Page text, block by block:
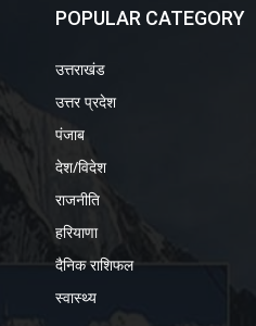
POPULAR CATEGORY
उत्तराखंड
उत्तर प्रदेश
पंजाब
देश/विदेश
राजनीति
हरियाणा
दैनिक राशिफल
स्वास्थ्य